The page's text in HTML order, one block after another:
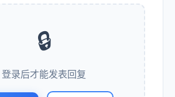
🔒
登录后才能发表回复